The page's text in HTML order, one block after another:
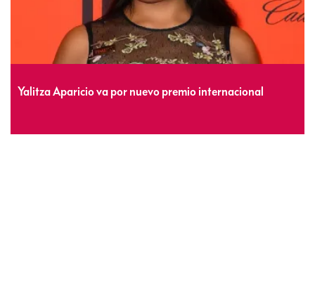
Yalitza Aparicio va por nuevo premio internacional